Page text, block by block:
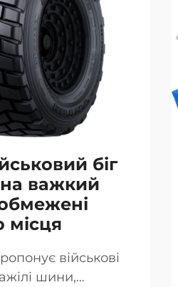
біг
важкий
місця
військові
шини,